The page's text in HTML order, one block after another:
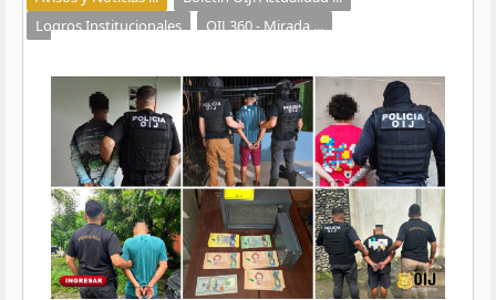
Logros Institucionales
OIJ 360 - Mirada ...